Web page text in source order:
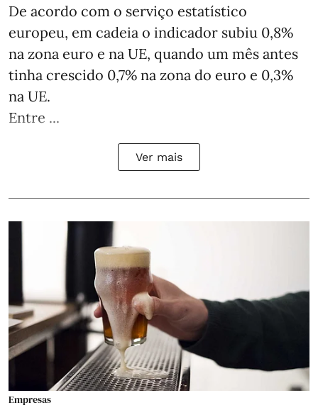
De acordo com o serviço estatístico
europeu, em cadeia o indicador subiu 0,8%
na zona euro e na UE, quando um mês antes
tinha crescido 0,7% na zona do euro e 0,3%
na UE.
Entre ...
Ver mais
Empresas